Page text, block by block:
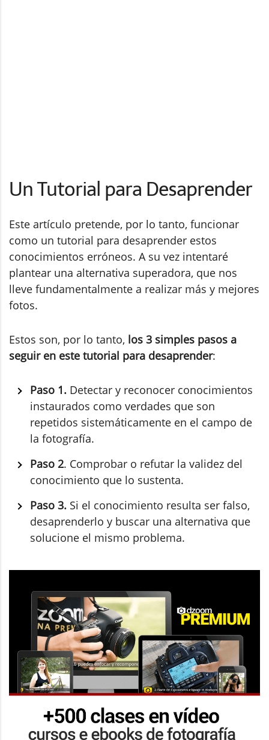
Un Tutorial para Desaprender
Este artículo pretende, por lo tanto, funcionar
como un tutorial para desaprender estos
conocimientos erróneos. A su vez intentaré
plantear una alternativa superadora, que nos
lleve fundamentalmente a realizar más y mejores
fotos.
Estos son, por lo tanto, los 3 simples pasos a
seguir en este tutorial para desaprender:
Paso 1. Detectar y reconocer conocimientos
instaurados como verdades que son
repetidos sistemáticamente en el campo de
la fotografía.
Paso 2. Comprobar o refutar la validez del
conocimiento que lo sustenta.
Paso 3. Si el conocimiento resulta ser falso,
desaprenderlo y buscar una alternativa que
solucione el mismo problema.